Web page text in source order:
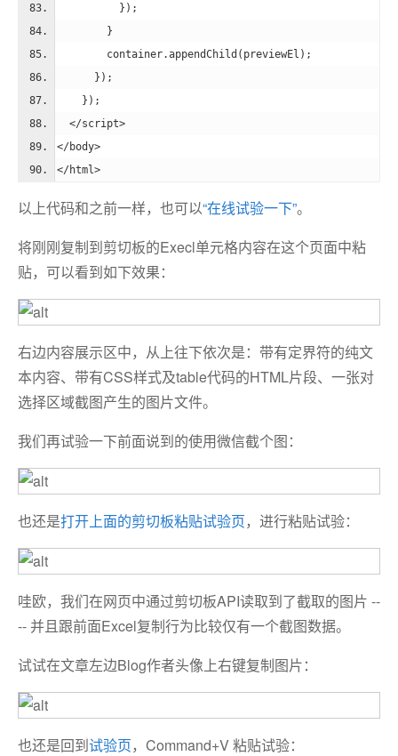
          });
        }
        container.appendChild(previewEl);
      });
    });
</script>
</body>
</html>
以上代码和之前一样，也可以“在线试验一下”。
将刚刚复制到剪切板的Execl单元格内容在这个页面中粘
贴，可以看到如下效果：
右边内容展示区中，从上往下依次是：带有定界符的纯文
本内容、带有CSS样式及table代码的HTML片段、一张对
选择区域截图产生的图片文件。
我们再试验一下前面说到的使用微信截个图：
也还是打开上面的剪切板粘贴试验页，进行粘贴试验：
哇欧，我们在网页中通过剪切板API读取到了截取的图片 --
-- 并且跟前面Excel复制行为比较仅有一个截图数据。
试试在文章左边Blog作者头像上右键复制图片：
也还是回到试验页，Command+V 粘贴试验：